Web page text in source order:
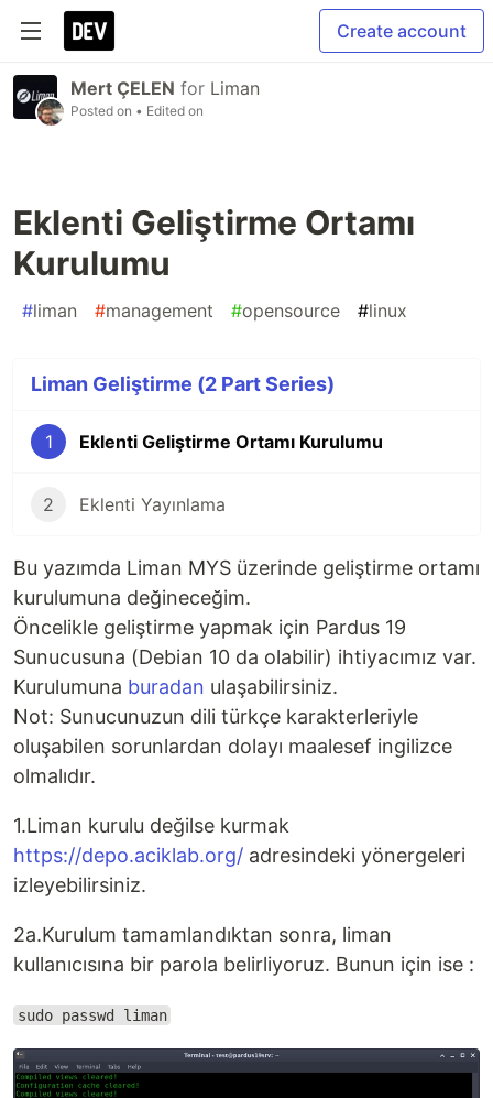
Create account
Mert ÇELEN for Liman
Posted on • Edited on
Eklenti Geliştirme Ortamı
Kurulumu
#liman #management #opensource #linux
Liman Geliştirme (2 Part Series)
1 Eklenti Geliştirme Ortamı Kurulumu
2 Eklenti Yayınlama
Bu yazımda Liman MYS üzerinde geliştirme ortamı
kurulumuna değineceğim.
Öncelikle geliştirme yapmak için Pardus 19
Sunucusuna (Debian 10 da olabilir) ihtiyacımız var.
Kurulumuna buradan ulaşabilirsiniz.
Not: Sunucunuzun dili türkçe karakterleriyle
oluşabilen sorunlardan dolayı maalesef ingilizce
olmalıdır.
1.Liman kurulu değilse kurmak
https://depo.aciklab.org/ adresindeki yönergeleri
izleyebilirsiniz.
2a.Kurulum tamamlandıktan sonra, liman
kullanıcısına bir parola belirliyoruz. Bunun için ise :
sudo passwd liman